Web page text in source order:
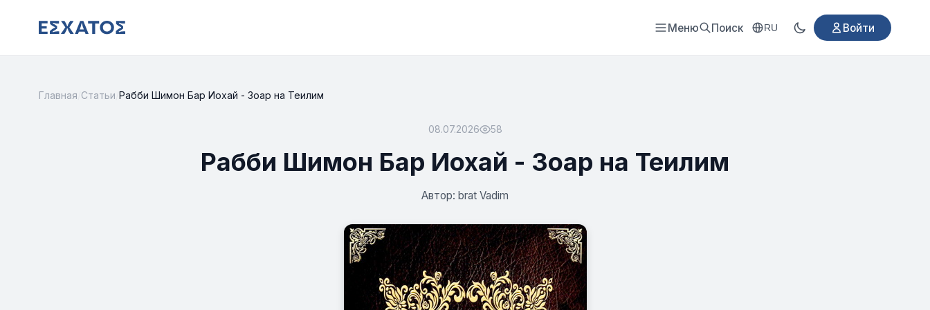
Меню Поиск RU Войти
Главная Статьи Рабби Шимон Бар Иохай - Зоар на Теилим
08.07.2026 58
Рабби Шимон Бар Иохай - Зоар на Теилим
Автор: brat Vadim